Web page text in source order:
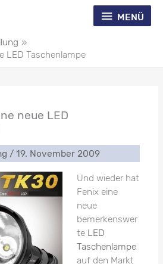
Menü
MENÜ
LED Taschenlampe
neue LED
/19. November 2009
Und wieder hat
Fenix eine
neue
bemerkenswer
te LED
Taschenlampe
auf den Markt